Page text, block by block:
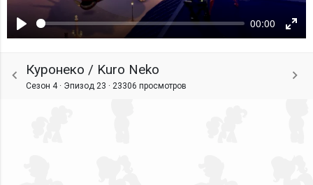
Воспроизвести
00:00
Куронеко / Kuro Neko
Сезон 4 · Эпизод 23 · 23306 просмотров